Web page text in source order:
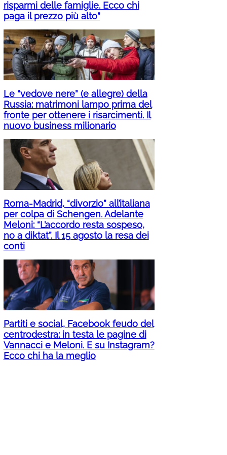
risparmi delle famiglie. Ecco chi
paga il prezzo più alto”
Le “vedove nere” (e allegre) della
Russia: matrimoni lampo prima del
fronte per ottenere i risarcimenti. Il
nuovo business milionario
Roma-Madrid, “divorzio” all’italiana
per colpa di Schengen. Adelante
Meloni: “L’accordo resta sospeso,
no a diktat”. Il 15 agosto la resa dei
conti
Partiti e social, Facebook feudo del
centrodestra: in testa le pagine di
Vannacci e Meloni. E su Instagram?
Ecco chi ha la meglio